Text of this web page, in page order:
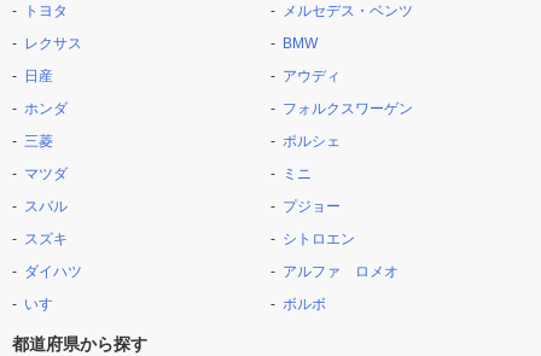
トヨタ
レクサス
日産
ホンダ
三菱
マツダ
スバル
スズキ
ダイハツ
いすゞ
メルセデス・ベンツ
BMW
アウディ
フォルクスワーゲン
ポルシェ
ミニ
プジョー
シトロエン
アルファ ロメオ
ボルボ
都道府県から探す